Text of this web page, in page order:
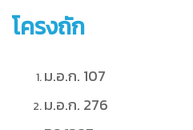
โครงถัก
ม.อ.ก. 107
ม.อ.ก. 276